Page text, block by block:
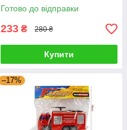
Готово до відправки
233 ₴ 280 ₴
Купити
–17%